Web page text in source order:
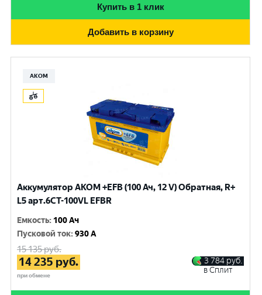
Купить в 1 клик
Добавить в корзину
АКОМ
Аккумулятор AKOM +EFB (100 Ач, 12 V) Обратная, R+
L5 арт.6СТ-100VL EFBR
Емкость: 100 Ач
Пусковой ток:930 A
15 135руб.
14 235 руб.
при обмене
3 784 руб.
в Сплит